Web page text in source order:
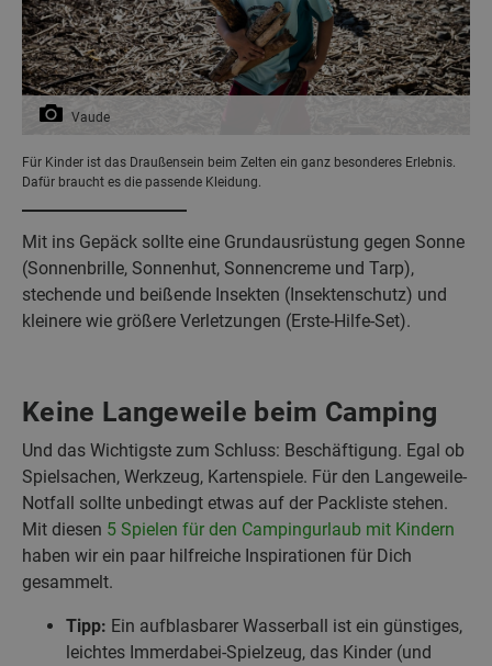
Vaude
Für Kinder ist das Draußensein beim Zelten ein ganz besonderes Erlebnis.
Dafür braucht es die passende Kleidung.
Mit ins Gepäck sollte eine Grundausrüstung gegen Sonne
(Sonnenbrille, Sonnenhut, Sonnencreme und Tarp),
stechende und beißende Insekten (Insektenschutz) und
kleinere wie größere Verletzungen (Erste-Hilfe-Set).
Keine Langeweile beim Camping
Und das Wichtigste zum Schluss: Beschäftigung. Egal ob
Spielsachen, Werkzeug, Kartenspiele. Für den Langeweile-
Notfall sollte unbedingt etwas auf der Packliste stehen.
Mit diesen 5 Spielen für den Campingurlaub mit Kindern
haben wir ein paar hilfreiche Inspirationen für Dich
gesammelt.
Tipp: Ein aufblasbarer Wasserball ist ein günstiges,
leichtes Immerdabei-Spielzeug, das Kinder (und